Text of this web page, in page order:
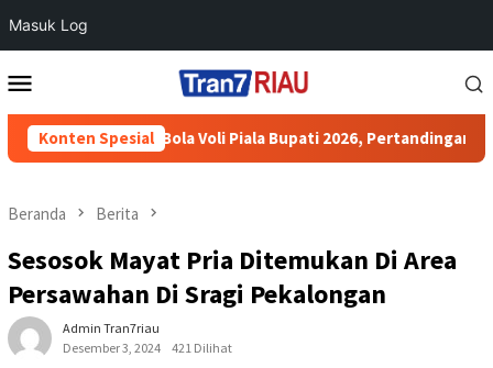
Masuk Log
ke
Mobile
Konten Spesial
Bola Voli Piala Bupati 2026, Pertandingan Berjalan
Beranda Berita
Sesosok Mayat Pria Ditemukan Di Area
Persawahan Di Sragi Pekalongan
Admin Tran7riau
Desember 3, 2024
421 Dilihat